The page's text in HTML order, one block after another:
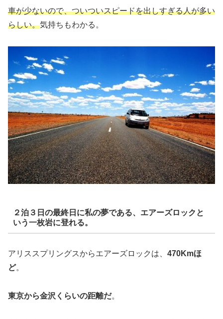
車が少ないので、ついついスピードを出しすぎる人が多い
らしい。気持ちもわかる。
２泊３日の最終日に私の夢である、エアーズロックと
いう一枚岩に登れる。
アリススプリングスからエアーズロックは、 470Kmほ
ど。
東京から金沢くらいの距離だ。